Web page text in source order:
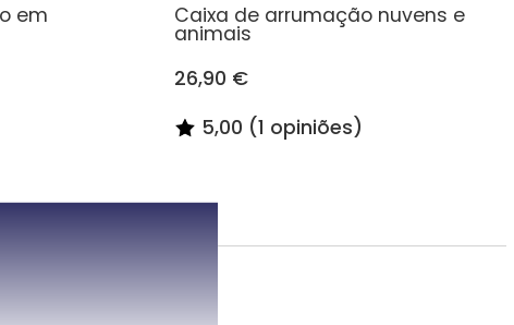
em Caixa de arrumação nuvens e
animais
26,90 €
5,00 (1 opiniões)
pessoal